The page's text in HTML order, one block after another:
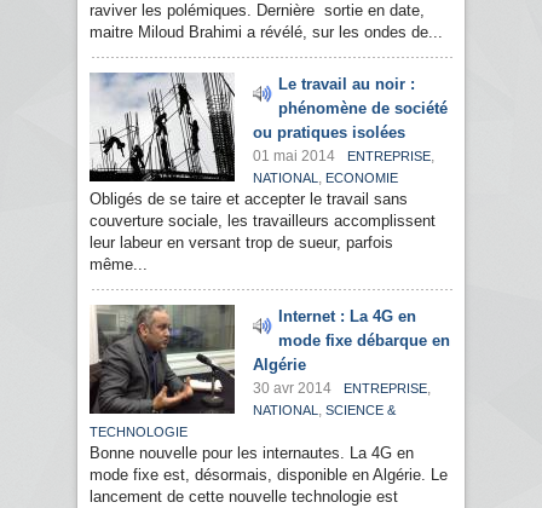
raviver les polémiques. Dernière sortie en date,
maitre Miloud Brahimi a révélé, sur les ondes de...
Le travail au noir :
phénomène de société
ou pratiques isolées
01 mai 2014 ENTREPRISE,
NATIONAL , ECONOMIE
Obligés de se taire et accepter le travail sans
couverture sociale, les travailleurs accomplissent
leur labeur en versant trop de sueur, parfois
même...
Internet : La 4G en
mode fixe débarque en
Algérie
30 avr 2014 ENTREPRISE,
NATIONAL , SCIENCE &
TECHNOLOGIE
Bonne nouvelle pour les internautes. La 4G en
mode fixe est, désormais, disponible en Algérie. Le
lancement de cette nouvelle technologie est